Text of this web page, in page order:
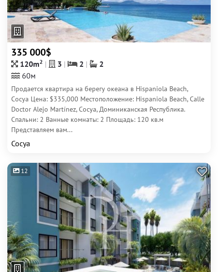
335 000$
120m2 3 2
2
60м
Продается квартира на берегу океана в Hispaniola Beach,
Сосуа Цена: $335,000 Местоположение: Hispaniola Beach, Calle
Doctor Alejo Martínez, Сосуа, Доминиканская Республика.
Спальни: 2 Ванные комнаты: 2 Площадь: 120 кв.м
Представляем вам...
Сосуа
12